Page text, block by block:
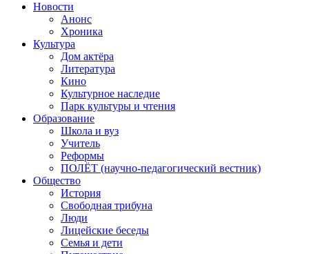
Новости
Анонс
Хроника
Культура
Дом актёра
Литература
Кино
Культурное наследие
Парк культуры и чтения
Образование
Школа и вуз
Учитель
Реформы
ПОЛЁТ (научно-педагогический вестник)
Общество
История
Свободная трибуна
Люди
Лицейские беседы
Семья и дети